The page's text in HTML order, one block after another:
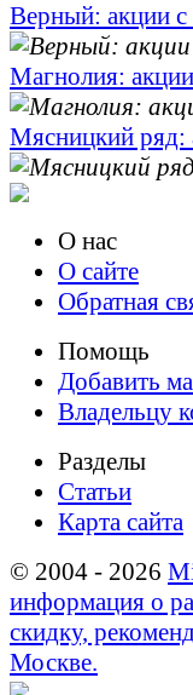
Верный: акции
Магнолия:
Мясницкий ряд:
О нас
О сайте
Обратная
Помощь
Добавить
Владельцу
Разделы
Статьи
Карта сайта
© 2004 - 2026
информация о
скидку,
Москве.